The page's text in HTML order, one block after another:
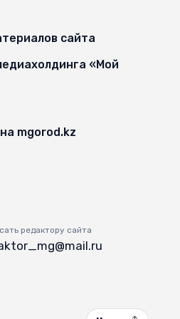
сайта
«Мой
mgorod.kz
редактору сайта